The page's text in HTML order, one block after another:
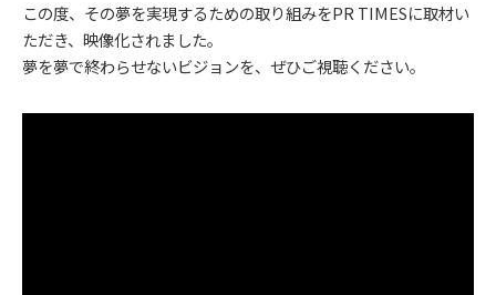
この度、その夢を実現するための取り組みをPR TIMESに取材い
ただき、映像化されました。
夢を夢で終わらせないビジョンを、ぜひご視聴ください。